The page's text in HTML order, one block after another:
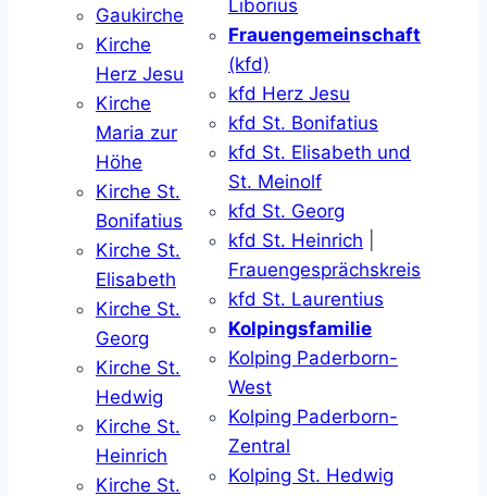
Gaukirche
Kirche
Herz Jesu
Kirche
Maria zur
Höhe
Kirche St.
Bonifatius
Kirche St.
Elisabeth
Kirche St.
Georg
Kirche St.
Hedwig
Kirche St.
Heinrich
Kirche St.
Liborius
Frauengemeinschaft
(kfd)
kfd Herz Jesu
kfd St. Bonifatius
kfd St. Elisabeth und
St. Meinolf
kfd St. Georg
kfd St. Heinrich
Frauengesprächskreis
kfd St. Laurentius
Kolpingsfamilie
Kolping Paderborn-
West
Kolping Paderborn-
Zentral
Kolping St. Hedwig